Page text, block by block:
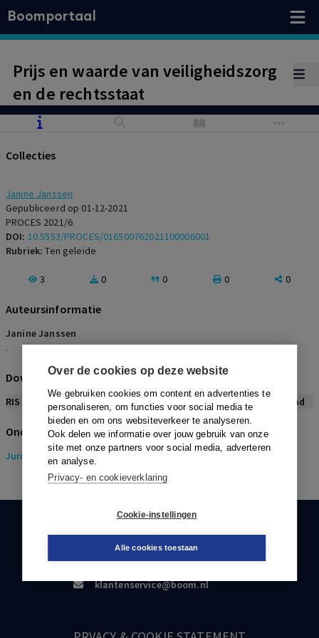
Over de cookies op deze website
We gebruiken cookies om content en advertenties te
personaliseren, om functies voor social media te
bieden en om ons websiteverkeer te analyseren.
Ook delen we informatie over jouw gebruik van onze
site met onze partners voor social media, adverteren
en analyse.
Privacy- en cookieverklaring
Cookie-instellingen
Alle cookies toestaan
Boomportaal
Prijs en waarde van veiligheidszorg
en de rechtsstaat
Collecties
Janine Janssen
Gepubliceerd op 01-12-2021
PROCES 2021/6
DOI: 10.5553/PROCES/016500762021100006001
Rubriek:Ten geleide
3 0 0 0 0
Auteursinformatie
Janine Janssen
.
Download citeerwijze bij dit artikel
RIS BibTex APA Vancouver Leidraad
Onderwerpen
Juridisch > Strafrecht
KLANTENSERVICE
088-0301000
klantenservice@boom.nl